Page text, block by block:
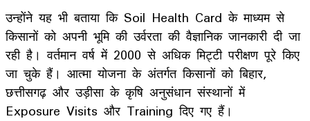
उन्होंने यह भी बताया कि Soil Health Card के माध्यम से
किसानों को अपनी भूमि की उर्वरता की वैज्ञानिक जानकारी दी जा
रही है। वर्तमान वर्ष में 2000 से अधिक मिट्टी परीक्षण पूरे किए
जा चुके हैं। आत्मा योजना के अंतर्गत किसानों को बिहार,
छत्तीसगढ़ और उड़ीसा के कृषि अनुसंधान संस्थानों में
Exposure Visits और Training दिए गए हैं।